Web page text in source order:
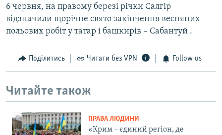
6 червня, на правому березі річки Салгір
відзначили щорічне свято закінчення весняних
польових робіт у татар і башкирів – Сабантуй .
Поділитись Читати без VPN Follow us
Читайте також
ПРАВА ЛЮДИНИ
«Крим – єдиний регіон, де